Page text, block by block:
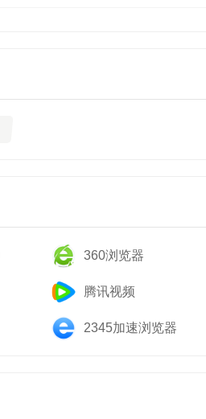
360浏览器
腾讯视频
2345加速浏览器